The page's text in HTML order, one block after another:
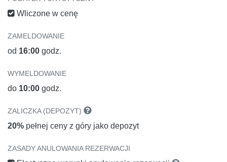
Wliczone w cenę
ZAMELDOWANIE
od 16:00 godz.
WYMELDOWANIE
do 10:00 godz.
ZALICZKA (DEPOZYT)
20% pełnej ceny z góry jako depozyt
ZASADY ANULOWANIA REZERWACJI